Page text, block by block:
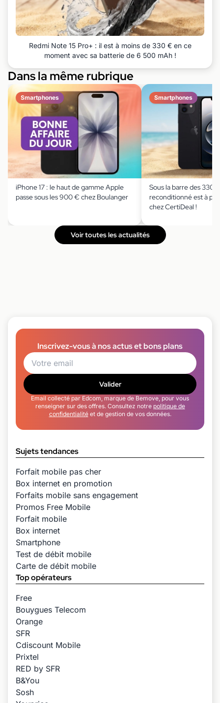
Redmi Note 15 Pro+ : il est à moins de 330 € en ce
moment avec sa batterie de 6 500 mAh !
Dans la même rubrique
Smartphones
iPhone 17 : le haut de gamme Apple
passe sous les 900 € chez Boulanger
Smartphones
Sous la barre des 330
reconditionné est à
chez CertiDeal !
Voir toutes les actualités
Inscrivez-vous à nos actus et bons plans
Valider
Email collecté par Edcom, marque de Bemove, pour vous
renseigner sur des offres. Consultez notre politique de
confidentialitéet de gestion de vos données.
Sujets tendances
Forfait mobile pas cher
Box internet en promotion
Forfaits mobile sans engagement
Promos Free Mobile
Forfait mobile
Box internet
Smartphone
Test de débit mobile
Carte de débit mobile
Top opérateurs
Free
Bouygues Telecom
Orange
SFR
Cdiscount Mobile
Prixtel
RED by SFR
B&You
Sosh